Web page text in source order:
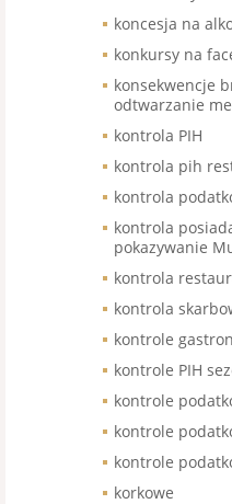
koncesja na
konkursy na
konsekwencje
odtwarzanie
kontrola PIH
kontrola pih
kontrola
kontrola
pokazywanie
kontrola
kontrola
kontrole
kontrole PIH
kontrole
kontrole
kontrole
korkowe